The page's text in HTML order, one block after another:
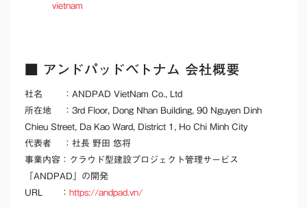
vietnam
■ アンドパッドベトナム 会社概要
社名 ：ANDPAD VietNam Co., Ltd
所在地 ：3rd Floor, Dong Nhan Building, 90 Nguyen Dinh
Chieu Street, Da Kao Ward, District 1, Ho Chi Minh City
代表者 ：社長 野田 悠将
事業内容：クラウド型建設プロジェクト管理サービス
「ANDPAD」の開発
URL ： https://andpad.vn/